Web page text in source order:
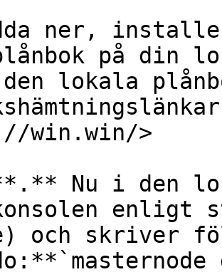
ner,
plånbok på din
lokala
win.win/>
Nu i den
enligt
och skriver